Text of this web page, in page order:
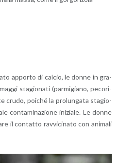
ap­por­to di cal­cio, le donne in gra­
sta­gio­na­ti (par­mi­gia­no, pe­co­ri­
crudo, poi­ché la pro­lun­ga­ta sta­gio­
con­ta­mi­na­zio­ne ini­zia­le. Le donne
il con­tat­to rav­vi­ci­na­to con ani­ma­li